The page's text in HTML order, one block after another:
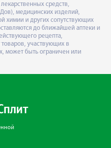
средств,
медицинских изделий,
химии и других сопутствующих
до ближайшей аптеки и
рецепта,
участвующих в
может быть ограничен или